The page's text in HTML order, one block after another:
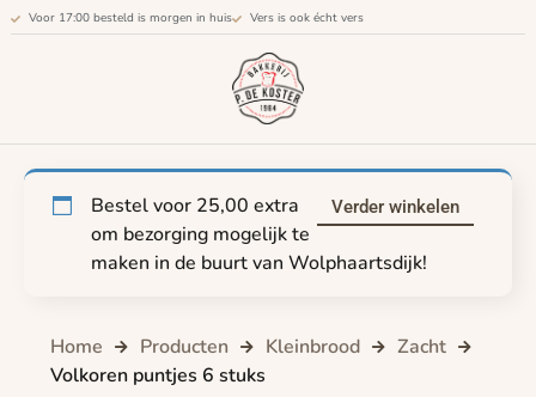
Voor 17:00 besteld is morgen in huis Vers is ook écht vers
Verder winkelen
Bestel voor 25,00 extra
om bezorging mogelijk te
maken in de buurt van Wolphaartsdijk!
Home Producten Kleinbrood
Zacht
Volkoren puntjes 6 stuks